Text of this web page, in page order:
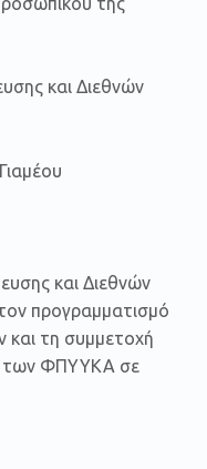
και Διεθνών
και Διεθνών
προγραμματισμό
και τη συμμετοχή
των ΦΠΥΥΚΑ σε